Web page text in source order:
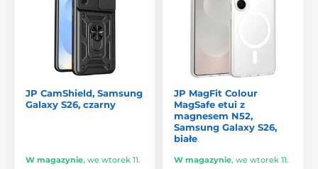
JP CamShield, Samsung
Galaxy S26, czarny
W magazynie, we wtorek 11.
JP MagFit Colour
MagSafe etui z
magnesem N52,
Samsung Galaxy S26,
białe
W magazynie, we wtorek 11.